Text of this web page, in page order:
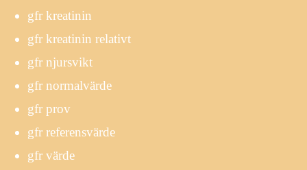
gfr kreatinin
gfr kreatinin relativt
gfr njursvikt
gfr normalvärde
gfr prov
gfr referensvärde
gfr värde